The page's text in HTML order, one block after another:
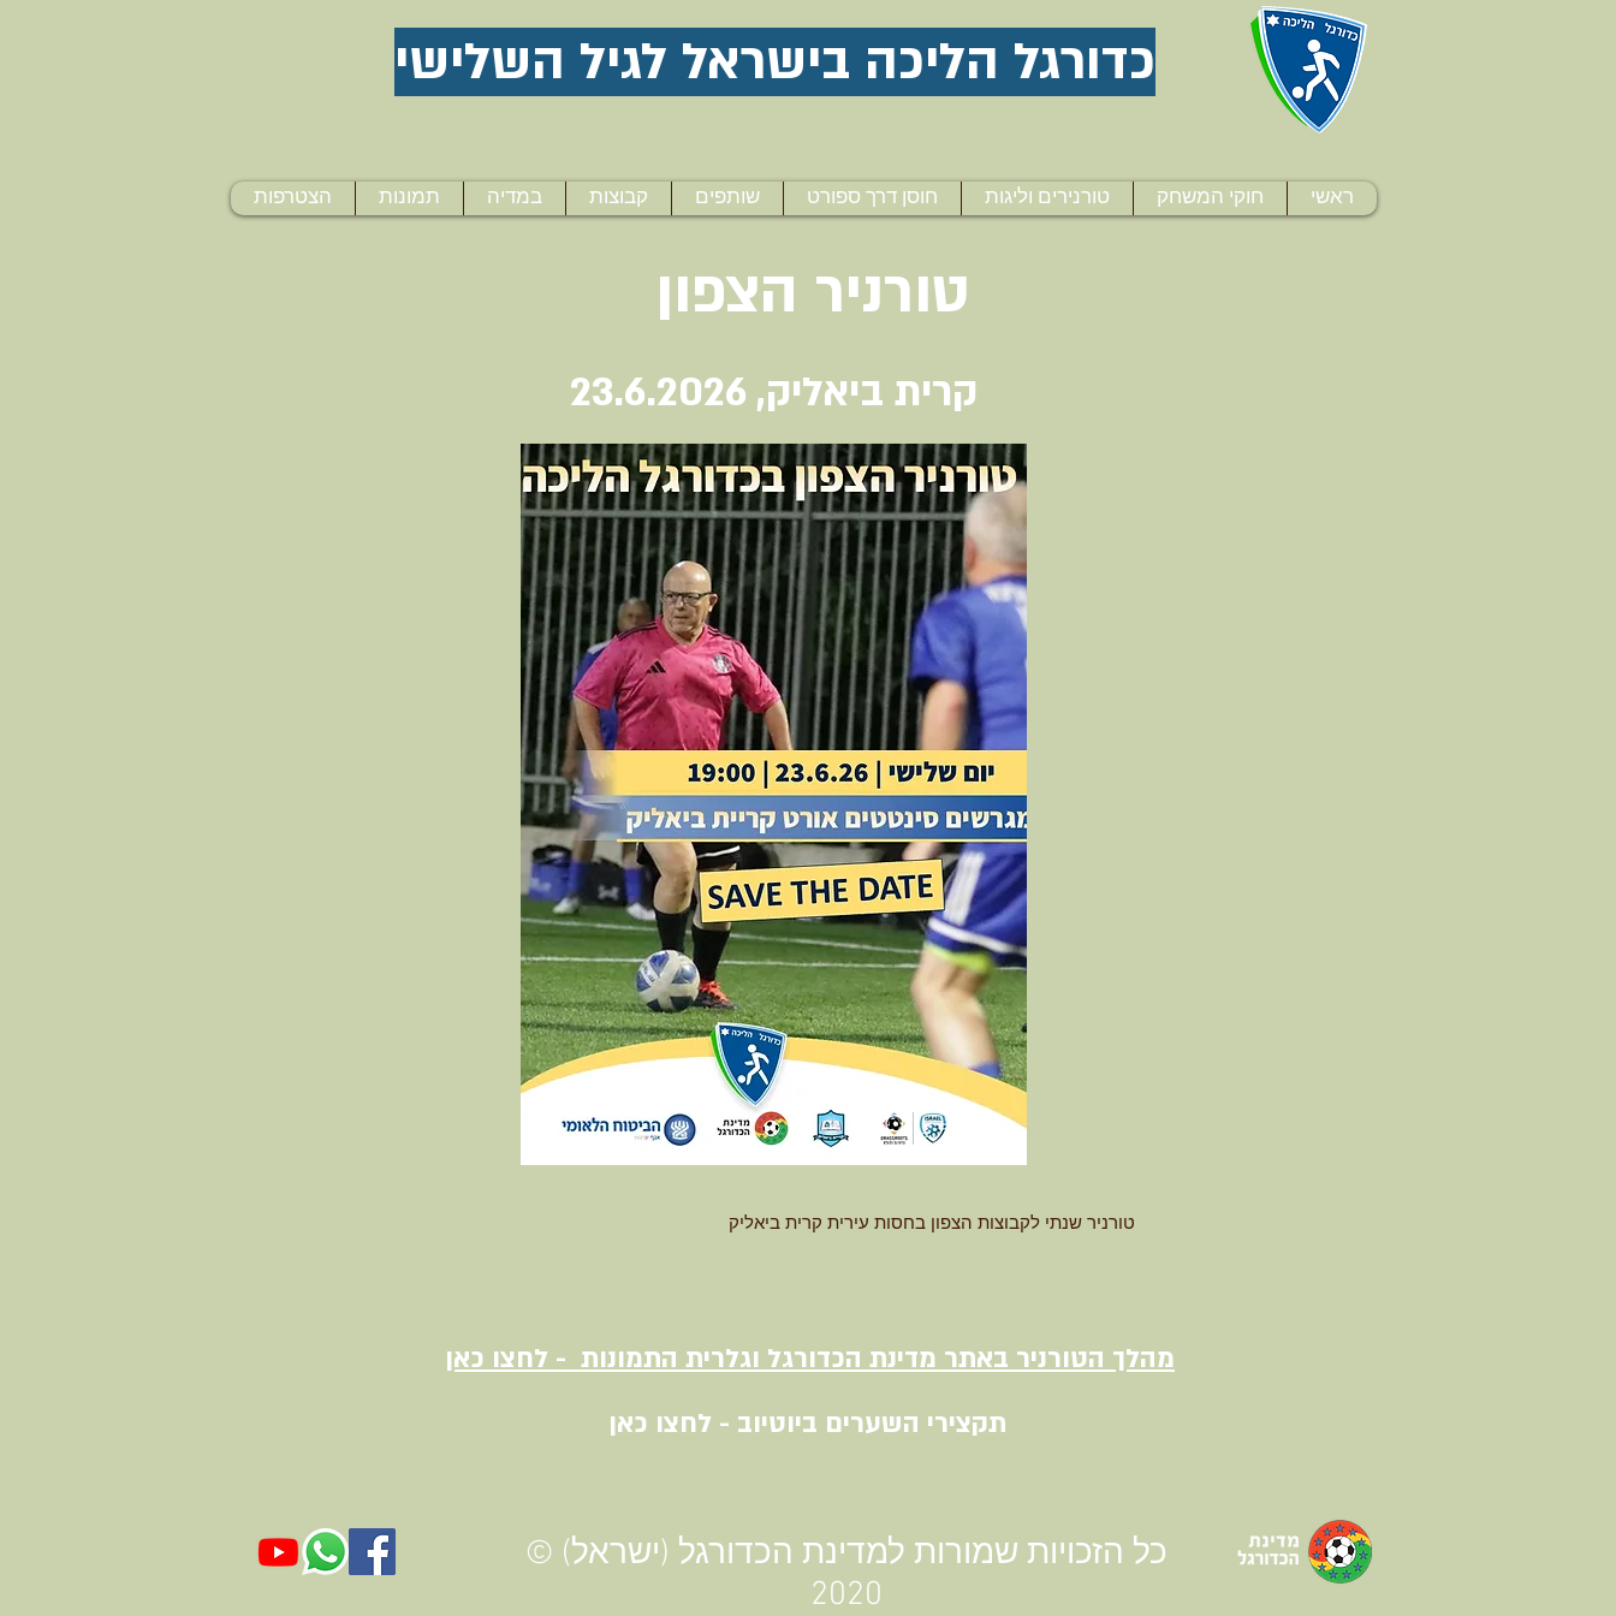
כדורגל הליכה בישראל לגיל השלישי
ראשי חוקי המשחק טורנירים וליגות חוסן דרך ספורט שותפים קבוצות במדיה תמונות הצטרפות
​טורניר הצפון
קרית ביאליק, 23.6.2026
טורניר שנתי לקבוצות הצפון בחסות עירית קרית ביאליק
מהלך הטורניר באתר מדינת הכדורגל וגלרית התמונות - לחצו כאן
תקצירי השערים ביוטיוב - לחצו כאן
© כל הזכויות שמורות למדינת הכדורגל (ישראל)
2020